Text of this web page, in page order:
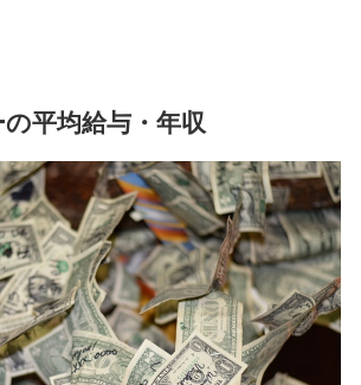
平均給与・年収